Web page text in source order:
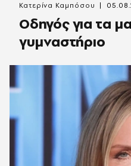
Οδηγός για τα
γυμναστήριο
Κατερίνα Καμπόσου